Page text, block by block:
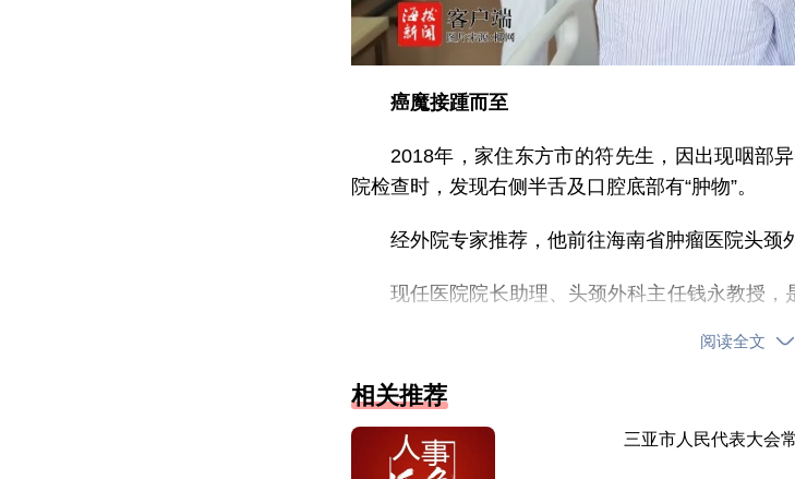
癌魔接踵而至
2018年，家住东方市的符先生，因出现咽部
院检查时，发现右侧半舌及口腔底部有“肿物”。
经外院专家推荐，他前往海南省肿瘤医院头颈
现任医院院长助理、头颈外科主任钱永教授，
钱教授团队经细致检查发现，患者右侧半舌及
边神经，初步诊断为“舌癌”。
阅读全文
相关推荐
三亚市人民代表大会